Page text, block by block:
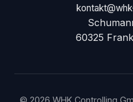
60325
© 2026 WHK Controlling